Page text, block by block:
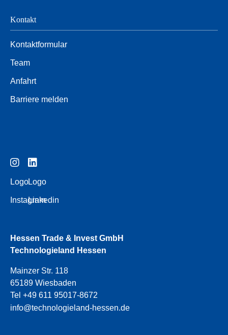
Kontakt
Kontaktformular
Team
Anfahrt
Barriere melden
Logo
Instagram
Logo
Linkedin
Hessen Trade & Invest GmbH
Technologieland Hessen
Mainzer Str. 118
65189 Wiesbaden
Tel +49 611 95017-8672
info@technologieland-hessen.de